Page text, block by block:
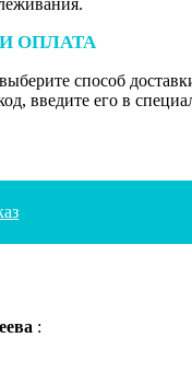
ОПЛАТА
способ
введите его в
: